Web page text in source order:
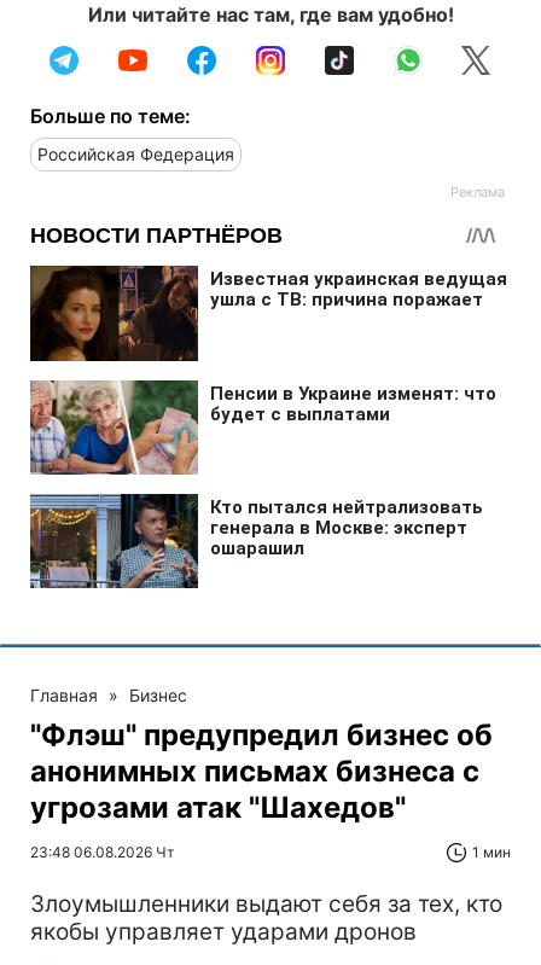
Или читайте нас там, где вам удобно!
Больше по теме:
Российская Федерация
Главная » Бизнес
"Флэш" предупредил бизнес об
анонимных письмах бизнеса с
угрозами атак "Шахедов"
23:48 06.08.2026 Чт 1 мин
Злоумышленники выдают себя за тех, кто
якобы управляет ударами дронов